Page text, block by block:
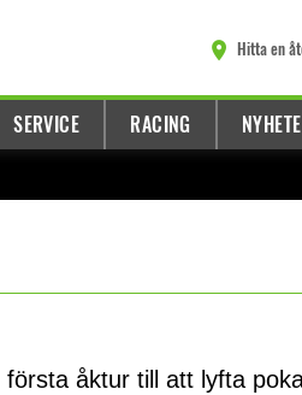
Hitta en
SERVICE RACING
första åktur till att lyfta